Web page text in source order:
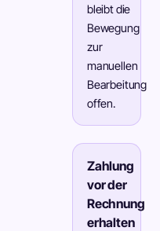
bleibt die
Bewegung
zur
manuellen
Bearbeitung
offen.
Zahlung
vor der
Rechnung
erhalten